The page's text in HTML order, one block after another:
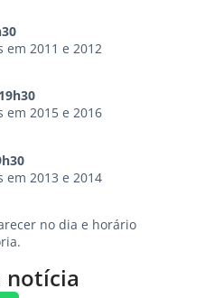
em 2011 e 2012
em 2015 e 2016
em 2013 e 2014
no dia e horário
notícia